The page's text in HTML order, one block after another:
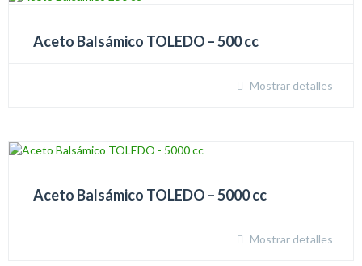
Aceto Balsámico TOLEDO – 500 cc
Mostrar detalles
Aceto Balsámico TOLEDO – 5000 cc
Mostrar detalles